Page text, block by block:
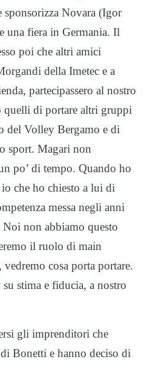
sponsorizza Novara (Igor
una fiera in Germania. Il
poi che altri amici
della Imetec e a
partecipassero al nostro
di portare altri gruppi
del Volley Bergamo e di
sport. Magari non
po’ di tempo. Quando ho
che ho chiesto a lui di
messa negli anni
non abbiamo questo
il ruolo di main
cosa porta portare.
stima e fiducia, a nostro
gli imprenditori che
Bonetti e hanno deciso di